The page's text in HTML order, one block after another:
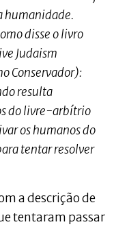
humanidade.
disse o livro
Judaism
Conservador):
resulta
do livre-arbítrio
os humanos do
tentar resolver
a descrição de
tentaram passar